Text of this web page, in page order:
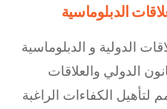
الدبلوماسية
الدولية و الدبلوماسية
الدولي والعلاقات
لتأهيل الكفاءات الراغبة